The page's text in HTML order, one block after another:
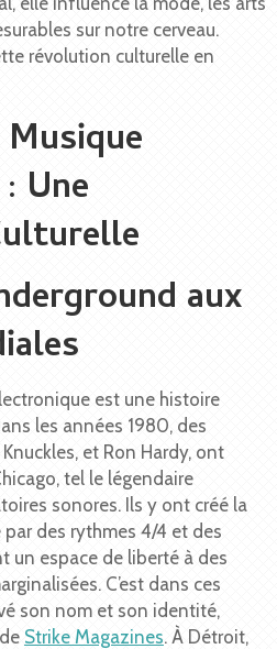
sur notre cerveau.
révolution culturelle en
Musique
Une
aux
est une histoire
les années 1980, des
et Ron Hardy, ont
tel le légendaire
sonores. Ils y ont créé la
par des rythmes 4/4 et des
un espace de liberté à des
C’est dans ces
son nom et son identité,
Strike Magazines. À Détroit,